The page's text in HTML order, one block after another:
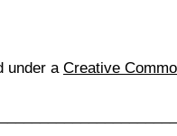
under a Creative